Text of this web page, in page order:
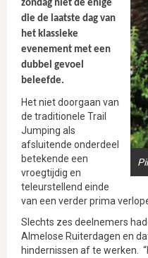
zondag niet de enige
die de laatste dag van
het klassieke
evenement met een
dubbel gevoel
beleefde.
Het niet doorgaan van
de traditionele Trail
Jumping als
afsluitende onderdeel
betekende een
vroegtijdig en
teleurstellend einde
van een verder prima
Slechts zes deelnemers
Almelose Ruiterdagen en
hindernissen af te werken.